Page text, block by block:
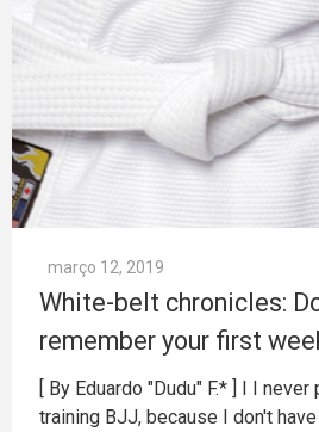
março 12, 2019
White-belt chronicles:
remember your first
[ By Eduardo "Dudu" F.* ] I I
training BJJ, because I don't